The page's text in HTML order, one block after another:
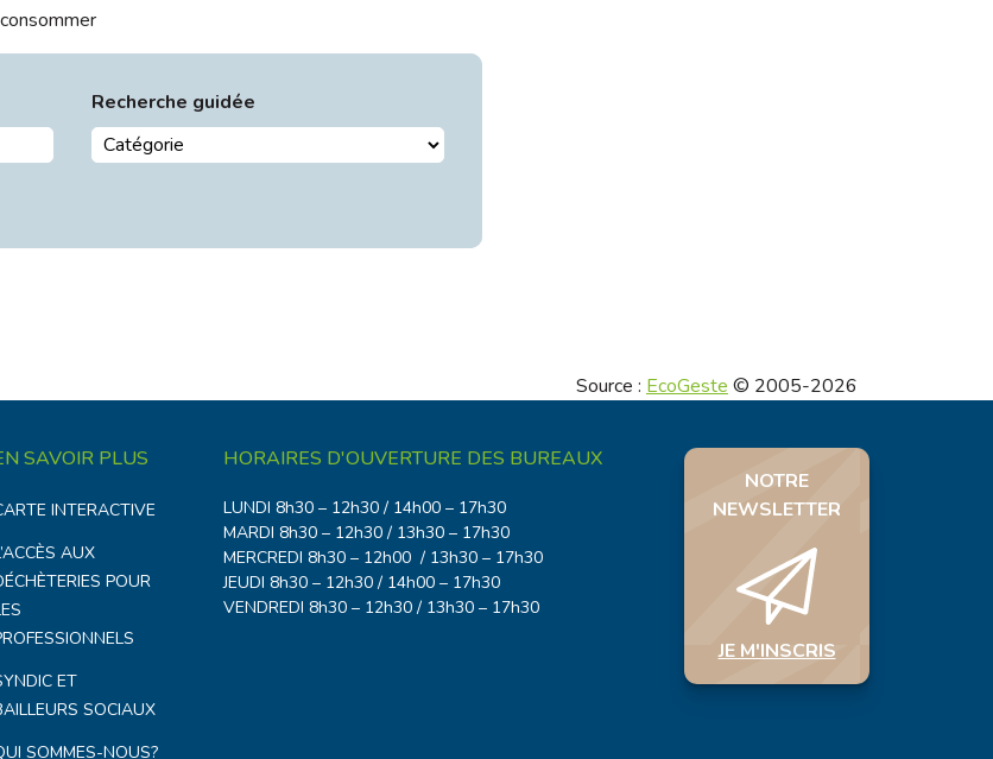
Recherche guidée
Source : EcoGeste © 2005-2026
SAVOIR PLUS
INTERACTIVE
AUX
POUR
ET
SOCIAUX
SOMMES-NOUS?
HORAIRES D'OUVERTURE DES BUREAUX
LUNDI 8h30 – 12h30 / 14h00 – 17h30
MARDI 8h30 – 12h30 / 13h30 – 17h30
MERCREDI 8h30 – 12h00 / 13h30 – 17h30
JEUDI 8h30 – 12h30 / 14h00 – 17h30
VENDREDI 8h30 – 12h30 / 13h30 – 17h30
NOTRE
NEWSLETTER
JE M'INSCRIS